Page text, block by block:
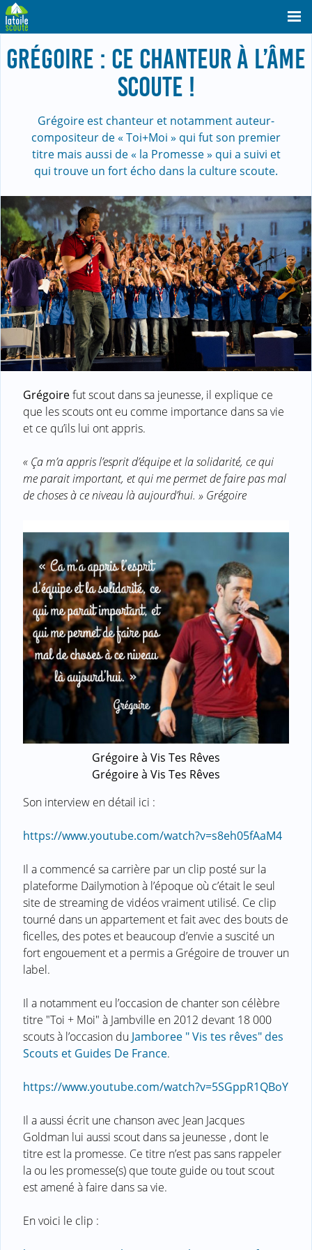
GRÉGOIRE : CE CHANTEUR À L’ÂME
SCOUTE !
Grégoire est chanteur et notamment auteur-
compositeur de « Toi+Moi » qui fut son premier
titre mais aussi de « la Promesse » qui a suivi et
qui trouve un fort écho dans la culture scoute.
Grégoirefut scout dans sa jeunesse, il explique ce
que les scouts ont eu comme importance dans sa vie
et ce qu’ils lui ont appris.
« Ça m’a appris l’esprit d’équipe et la solidarité, ce qui
me parait important, et qui me permet de faire pas mal
de choses à ce niveau là aujourd’hui. » Grégoire
Grégoire à Vis Tes Rêves
Grégoire à Vis Tes Rêves
Son interview en détail ici :
https://www.youtube.com/watch?v=s8eh05fAaM4
Il a commencé sa carrière par un clip posté sur la
plateforme Dailymotion à l’époque où c’était le seul
site de streaming de vidéos vraiment utilisé. Ce clip
tourné dans un appartement et fait avec des bouts de
ficelles, des potes et beaucoup d’envie a suscité un
fort engouement et a permis a Grégoire de trouver un
label.
Il a notamment eu l’occasion de chanter son célèbre
titre "Toi + Moi" à Jambville en 2012 devant 18 000
scouts à l’occasion du Jamboree " Vis tes rêves" des
Scouts et Guides De France.
https://www.youtube.com/watch?v=5SGppR1QBoY
Il a aussi écrit une chanson avec Jean Jacques
Goldman lui aussi scout dans sa jeunesse , dont le
titre est la promesse. Ce titre n’est pas sans rappeler
la ou les promesse(s) que toute guide ou tout scout
est amené à faire dans sa vie.
En voici le clip :